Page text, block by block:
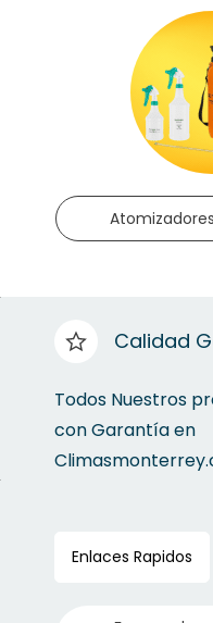
Calidad
Todos Nuestros
con Garantía en
Enlaces Rapidos